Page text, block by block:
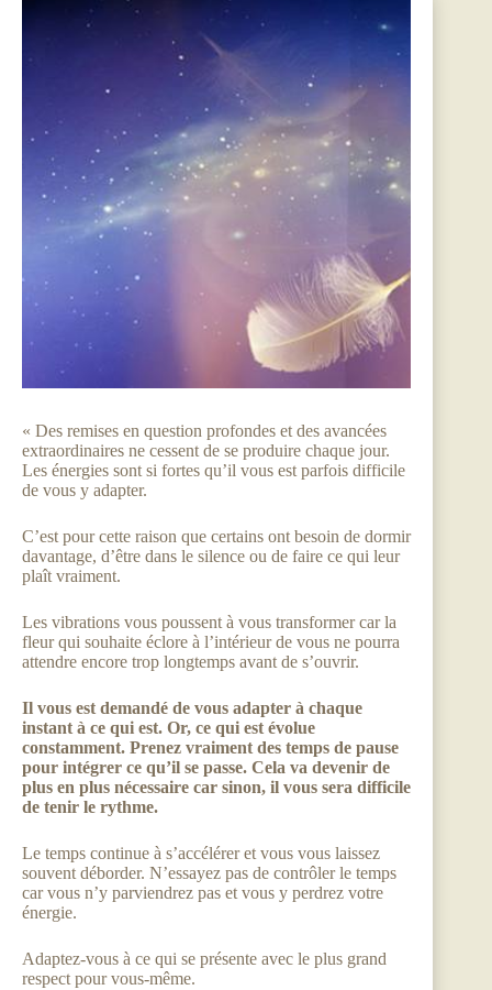
« Des remises en question profondes et des avancées
extraordinaires ne cessent de se produire chaque jour.
Les énergies sont si fortes qu’il vous est parfois difficile
de vous y adapter.
C’est pour cette raison que certains ont besoin de dormir
davantage, d’être dans le silence ou de faire ce qui leur
plaît vraiment.
Les vibrations vous poussent à vous transformer car la
fleur qui souhaite éclore à l’intérieur de vous ne pourra
attendre encore trop longtemps avant de s’ouvrir.
Il vous est demandé de vous adapter à chaque
instant à ce qui est. Or, ce qui est évolue
constamment. Prenez vraiment des temps de pause
pour intégrer ce qu’il se passe. Cela va devenir de
plus en plus nécessaire car sinon, il vous sera difficile
de tenir le rythme.
Le temps continue à s’accélérer et vous vous laissez
souvent déborder. N’essayez pas de contrôler le temps
car vous n’y parviendrez pas et vous y perdrez votre
énergie.
Adaptez-vous à ce qui se présente avec le plus grand
respect pour vous-même.